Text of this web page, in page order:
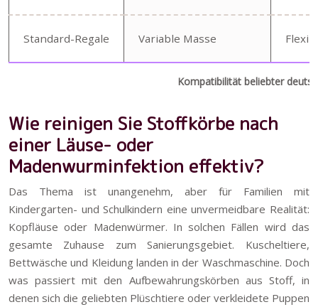
Kompatibilität beliebter
Standard-Regale Variable Masse
Wie reinigen Sie Stoffkörbe nach
einer Läuse- oder
Madenwurminfektion effektiv?
Das Thema ist unangenehm, aber für Familien mit
Kindergarten- und Schulkindern eine unvermeidbare Realität:
Kopfläuse oder Madenwürmer. In solchen Fällen wird das
gesamte Zuhause zum Sanierungsgebiet. Kuscheltiere,
Bettwäsche und Kleidung landen in der Waschmaschine. Doch
was passiert mit den Aufbewahrungskörben aus Stoff, in
denen sich die geliebten Plüschtiere oder verkleidete Puppen